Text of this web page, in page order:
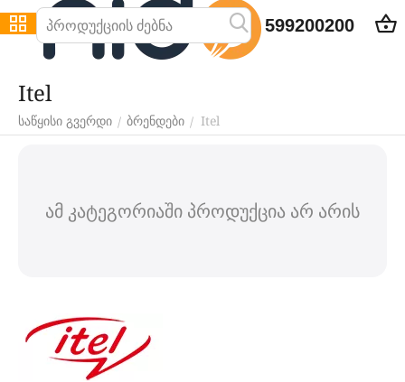
599200200
Itel
საწყისი გვერდი / ბრენდები / Itel
ამ კატეგორიაში პროდუქცია არ არის